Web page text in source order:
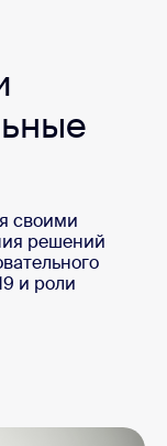
своими
решений
и роли